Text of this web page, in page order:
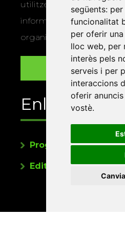
següents:
funcionalitat
per oferir
lloc web, per
interès pels
serveis i per
interaccions
oferir
vostè.
utilitzem les vostres
informació sobre els
organitza la Xarxa Vives.
Enllaços
Programa de
Editorials